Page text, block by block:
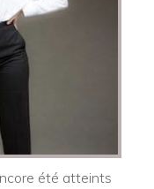
été atteints